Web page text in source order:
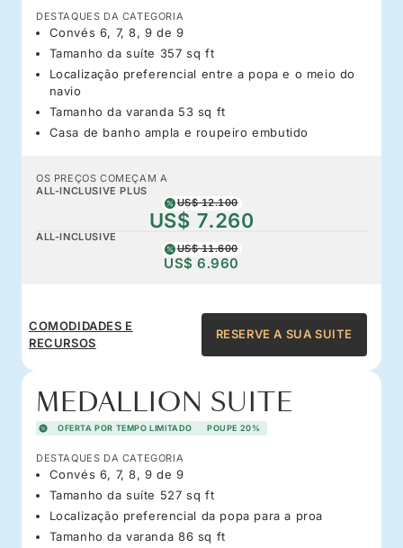
DESTAQUES DA CATEGORIA
Convés 6, 7, 8, 9 de 9
Tamanho da suíte 357 sq ft
Localização preferencial entre a popa e o meio do
navio
Tamanho da varanda 53 sq ft
Casa de banho ampla e roupeiro embutido
OS PREÇOS COMEÇAM A
ALL-INCLUSIVE PLUS
US$ 12.100
US$ 7.260
ALL-INCLUSIVE
US$ 11.600
US$ 6.960
COMODIDADES E
RECURSOS
RESERVE A SUA SUITE
MEDALLION SUITE
OFERTA POR TEMPO LIMITADO POUPE 20%
DESTAQUES DA CATEGORIA
Convés 6, 7, 8, 9 de 9
Tamanho da suíte 527 sq ft
Localização preferencial da popa para a proa
Tamanho da varanda 86 sq ft